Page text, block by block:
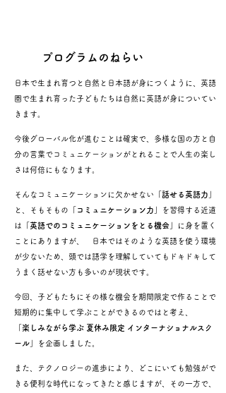
プログラムのねらい
日本で生まれ育つと自然と日本語が身につくように、英語
圏で生まれ育った子どもたちは自然に英語が身についてい
きます。
今後グローバル化が進むことは確実で、多様な国の方と自
分の言葉でコミュニケーションがとれることで人生の楽し
さは何倍にもなります。
そんなコミュニケーションに欠かせない 「話せる英語力」
と、そもそもの 「コミュニケーション力」
を習得する近道
は 「英語でのコミュニケーションをとる機会」
に身を置く
ことにありますが、 日本ではそのような英語を使う環境
が少ないため、頭では語学を理解していてもドキドキして
うまく話せない方も多いのが現状です。
今回、子どもたちにその様な機会を期間限定で作ることで
短期的に集中して学ぶことができるのではと考え、
「楽しみながら学ぶ 夏休み限定 インターナショナルスク
ール」
を企画しました。
また、テクノロジーの進歩により、どこにいても勉強がで
きる便利な時代になってきたと感じますが、その一方で、